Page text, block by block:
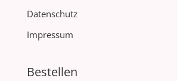
Datenschutz
Impressum
Bestellen